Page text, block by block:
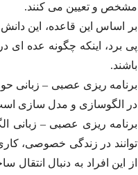
مشخص و تعیین می کنند.
بر اساس این قاعده، این
پی برد، اینکه چگونه عده ای
باشند.
برنامه ریزی عصبی – زبانی
در الگوسازی و مدل سازی است،
برنامه ریزی عصبی – زبانی
توانند در زندگی خصوصی،
از این افراد به دنبال